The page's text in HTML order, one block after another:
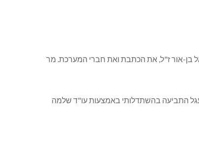
בן-אור ז"ל, את הכתבת ואת חברי המערכת. מר
פורקה באפריל 2009 וחברי המערכת והכתבת הוצאו ממעגל התביעה בהשתדלותי באמצעות עו"ד שלמה